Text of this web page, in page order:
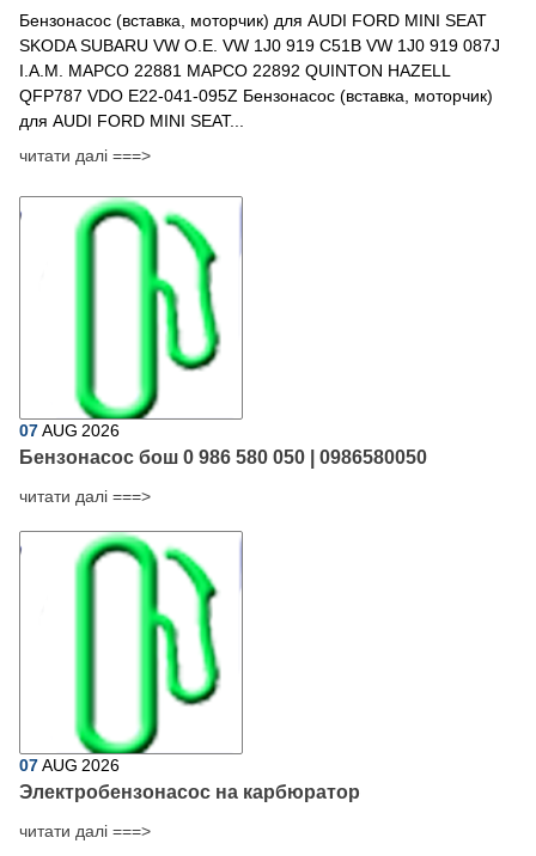
Бензонасос (вставка, моторчик) для AUDI FORD MINI SEAT
SKODA SUBARU VW O.E. VW 1J0 919 C51B VW 1J0 919 087J
I.A.M. MAPCO 22881 MAPCO 22892 QUINTON HAZELL
QFP787 VDO E22-041-095Z Бензонасос (вставка, моторчик)
для AUDI FORD MINI SEAT...
читати далі ===>
07AUG 2026
Бензонасос бош 0 986 580 050 | 0986580050
читати далі ===>
07AUG 2026
Электробензонасос на карбюратор
читати далі ===>